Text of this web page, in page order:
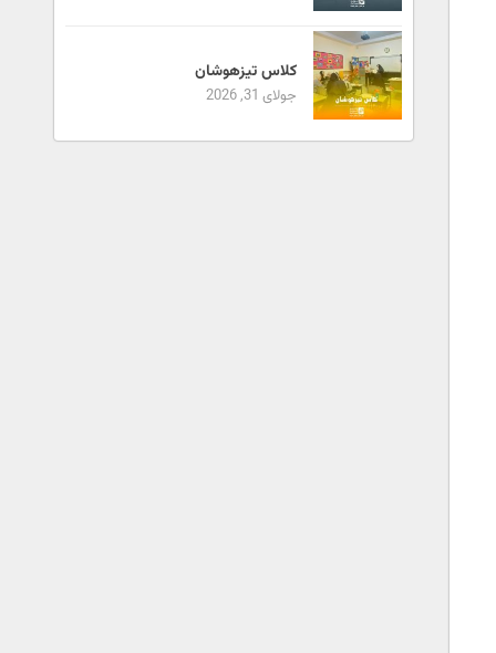
کلاس تیزهوشان
جولای 31, 2026